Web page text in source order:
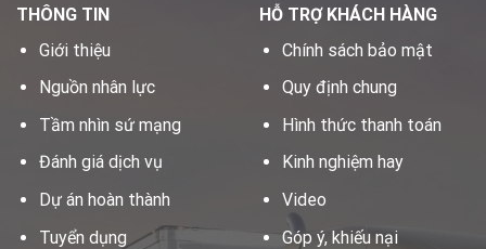
THÔNG TIN
Giới thiệu
Nguồn nhân lực
Tầm nhìn sứ mạng
Đánh giá dịch vụ
Dự án hoàn thành
Tuyển dụng
HỖ TRỢ KHÁCH HÀNG
Chính sách bảo mật
Quy định chung
Hình thức thanh toán
Kinh nghiệm hay
Video
Góp ý, khiếu nại